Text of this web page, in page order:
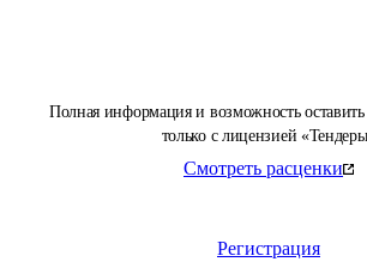
Полная информация и возможность
только с лицензией
Смотреть расценки
Регистрация